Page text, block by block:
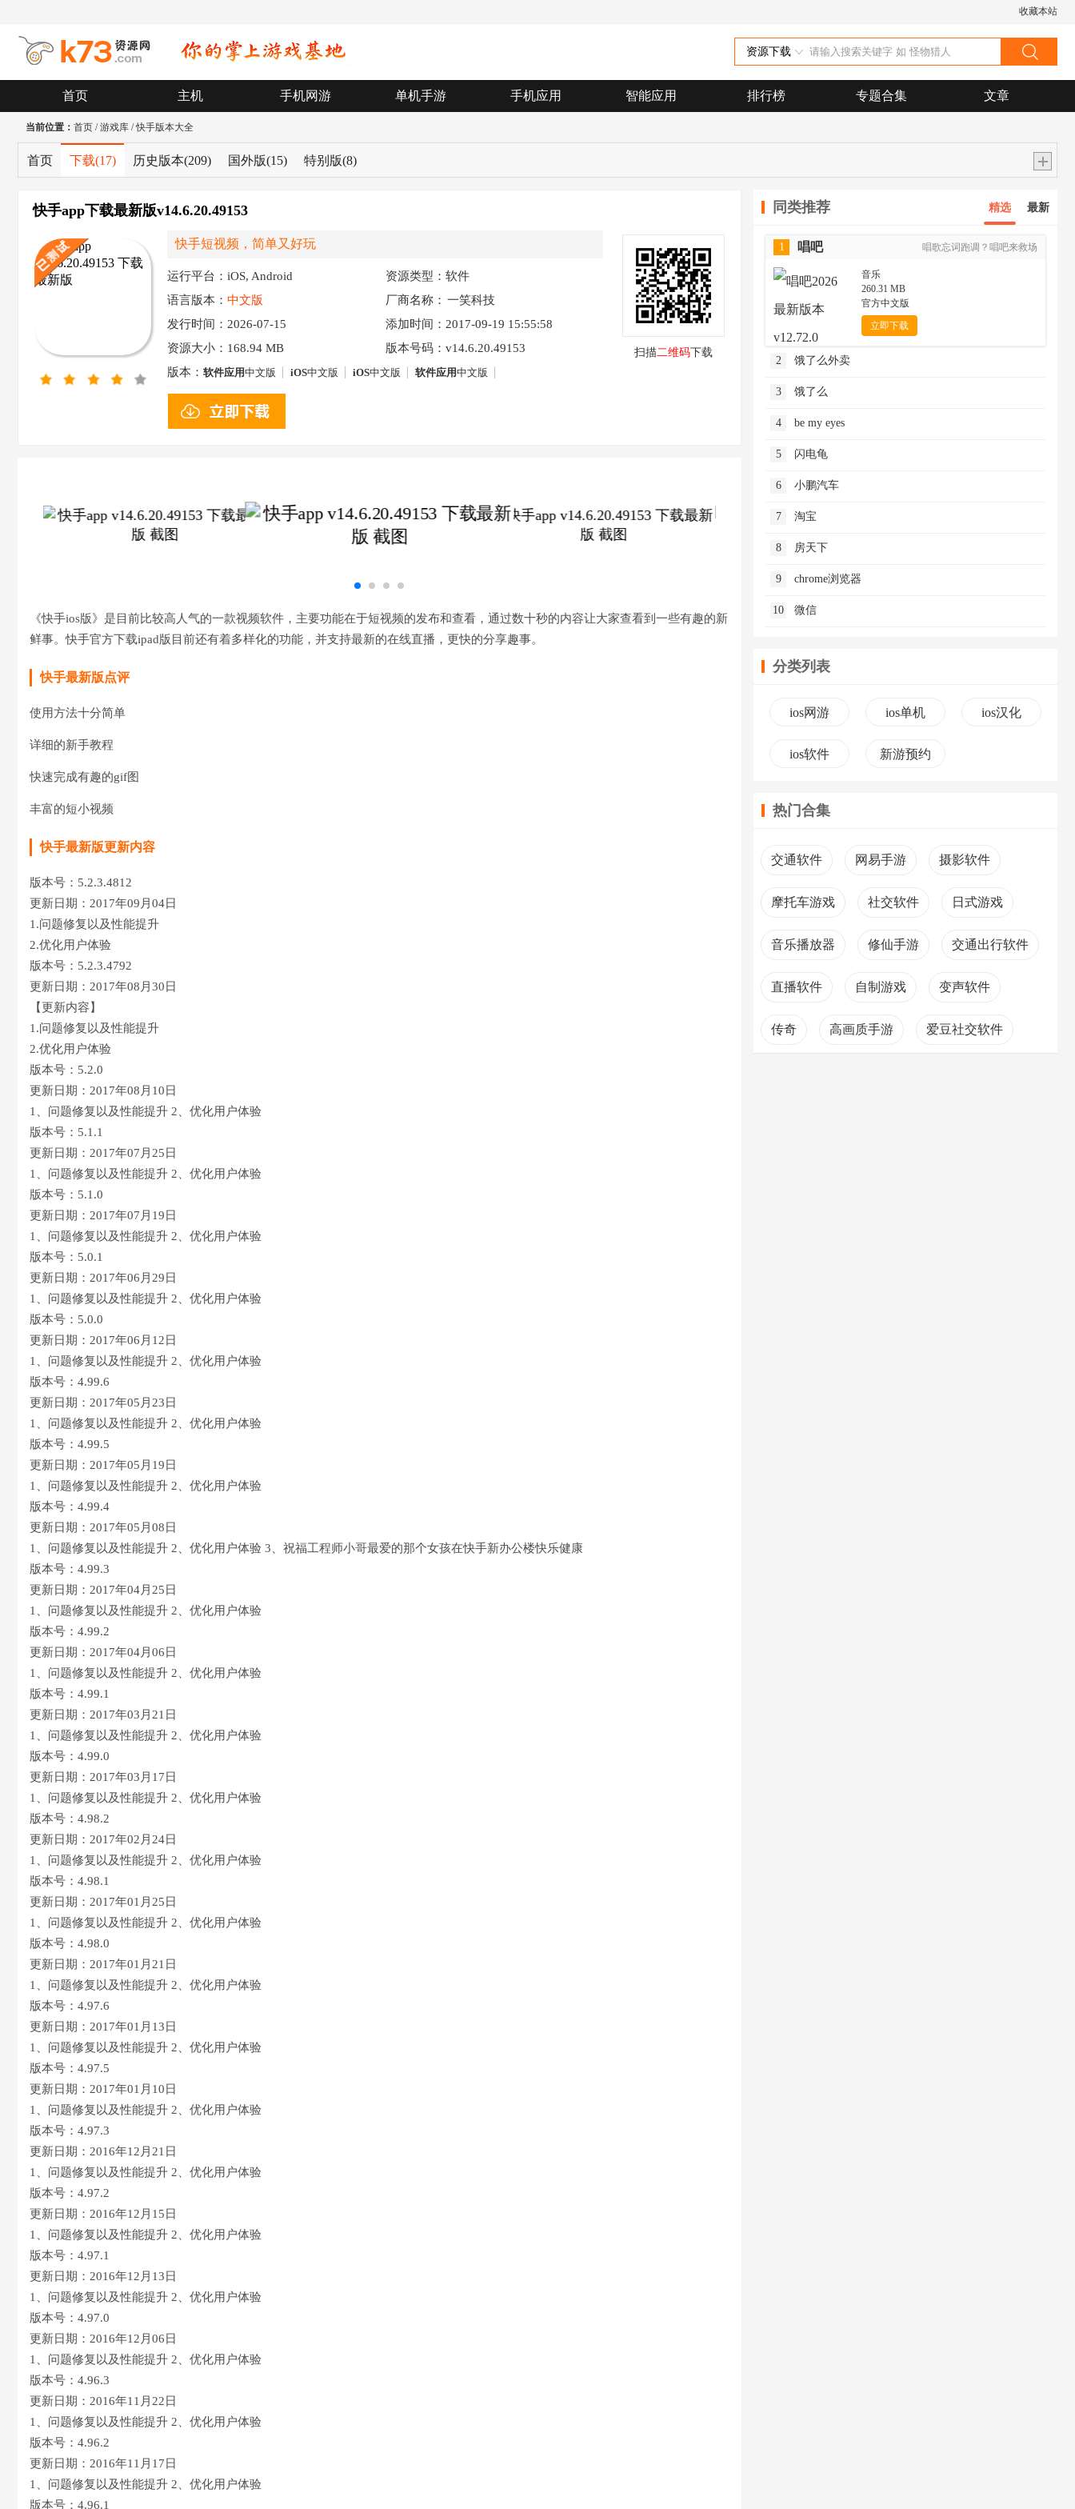
收藏本站
资源下载
首页 主机 手机网游 单机手游 手机应用 智能应用 排行榜 专题合集 文章
当前位置： 首页 /游戏库 /快手版本大全
首页 下载(17) 历史版本(209) 国外版(15) 特别版(8)
快手app下载最新版v14.6.20.49153
快手短视频，简单又好玩
运行平台：iOS, Android
资源类型：软件
语言版本： 中文版 厂商名称： 一笑科技
发行时间：2026-07-15
添加时间：2017-09-19 15:55:58
资源大小： 168.94 MB
版本号码：v14.6.20.49153
版本： 软件应用中文版 iOS中文版 iOS中文版 软件应用中文版
扫描二维码下载
《快手ios版》是目前比较高人气的一款视频软件，主要功能在于短视频的发布和查看，通过数十秒的内容让大家查看到一些有趣的新
鲜事。快手官方下载ipad版目前还有着多样化的功能，并支持最新的在线直播，更快的分享趣事。
快手最新版点评
使用方法十分简单
详细的新手教程
快速完成有趣的gif图
丰富的短小视频
快手最新版更新内容
版本号：5.2.3.4812
更新日期：2017年09月04日
1.问题修复以及性能提升
2.优化用户体验
版本号：5.2.3.4792
更新日期：2017年08月30日
【更新内容】
1.问题修复以及性能提升
2.优化用户体验
版本号：5.2.0
更新日期：2017年08月10日
1、问题修复以及性能提升 2、优化用户体验
版本号：5.1.1
更新日期：2017年07月25日
1、问题修复以及性能提升 2、优化用户体验
版本号：5.1.0
更新日期：2017年07月19日
1、问题修复以及性能提升 2、优化用户体验
版本号：5.0.1
更新日期：2017年06月29日
1、问题修复以及性能提升 2、优化用户体验
版本号：5.0.0
更新日期：2017年06月12日
1、问题修复以及性能提升 2、优化用户体验
版本号：4.99.6
更新日期：2017年05月23日
1、问题修复以及性能提升 2、优化用户体验
版本号：4.99.5
更新日期：2017年05月19日
1、问题修复以及性能提升 2、优化用户体验
版本号：4.99.4
更新日期：2017年05月08日
1、问题修复以及性能提升 2、优化用户体验 3、祝福工程师小哥最爱的那个女孩在快手新办公楼快乐健康
版本号：4.99.3
更新日期：2017年04月25日
1、问题修复以及性能提升 2、优化用户体验
版本号：4.99.2
更新日期：2017年04月06日
1、问题修复以及性能提升 2、优化用户体验
版本号：4.99.1
更新日期：2017年03月21日
1、问题修复以及性能提升 2、优化用户体验
版本号：4.99.0
更新日期：2017年03月17日
1、问题修复以及性能提升 2、优化用户体验
版本号：4.98.2
更新日期：2017年02月24日
1、问题修复以及性能提升 2、优化用户体验
版本号：4.98.1
更新日期：2017年01月25日
1、问题修复以及性能提升 2、优化用户体验
版本号：4.98.0
更新日期：2017年01月21日
1、问题修复以及性能提升 2、优化用户体验
版本号：4.97.6
更新日期：2017年01月13日
1、问题修复以及性能提升 2、优化用户体验
版本号：4.97.5
更新日期：2017年01月10日
1、问题修复以及性能提升 2、优化用户体验
版本号：4.97.3
更新日期：2016年12月21日
1、问题修复以及性能提升 2、优化用户体验
版本号：4.97.2
更新日期：2016年12月15日
1、问题修复以及性能提升 2、优化用户体验
版本号：4.97.1
更新日期：2016年12月13日
1、问题修复以及性能提升 2、优化用户体验
版本号：4.97.0
更新日期：2016年12月06日
1、问题修复以及性能提升 2、优化用户体验
版本号：4.96.3
更新日期：2016年11月22日
1、问题修复以及性能提升 2、优化用户体验
版本号：4.96.2
更新日期：2016年11月17日
1、问题修复以及性能提升 2、优化用户体验
版本号：4.96.1
同类推荐 精选 最新
1 唱吧 唱歌忘词跑调？唱吧来救场
音乐
260.31 MB
官方中文版
立即下载
2 饿了么外卖
3 饿了么
4 be my eyes
5 闪电龟
6 小鹏汽车
7 淘宝
8 房天下
9 chrome浏览器
10 微信
分类列表
ios网游 ios单机 ios汉化
ios软件 新游预约
热门合集
交通软件 网易手游 摄影软件
摩托车游戏 社交软件 日式游戏
音乐播放器 修仙手游 交通出行软件
直播软件 自制游戏 变声软件
传奇 高画质手游 爱豆社交软件